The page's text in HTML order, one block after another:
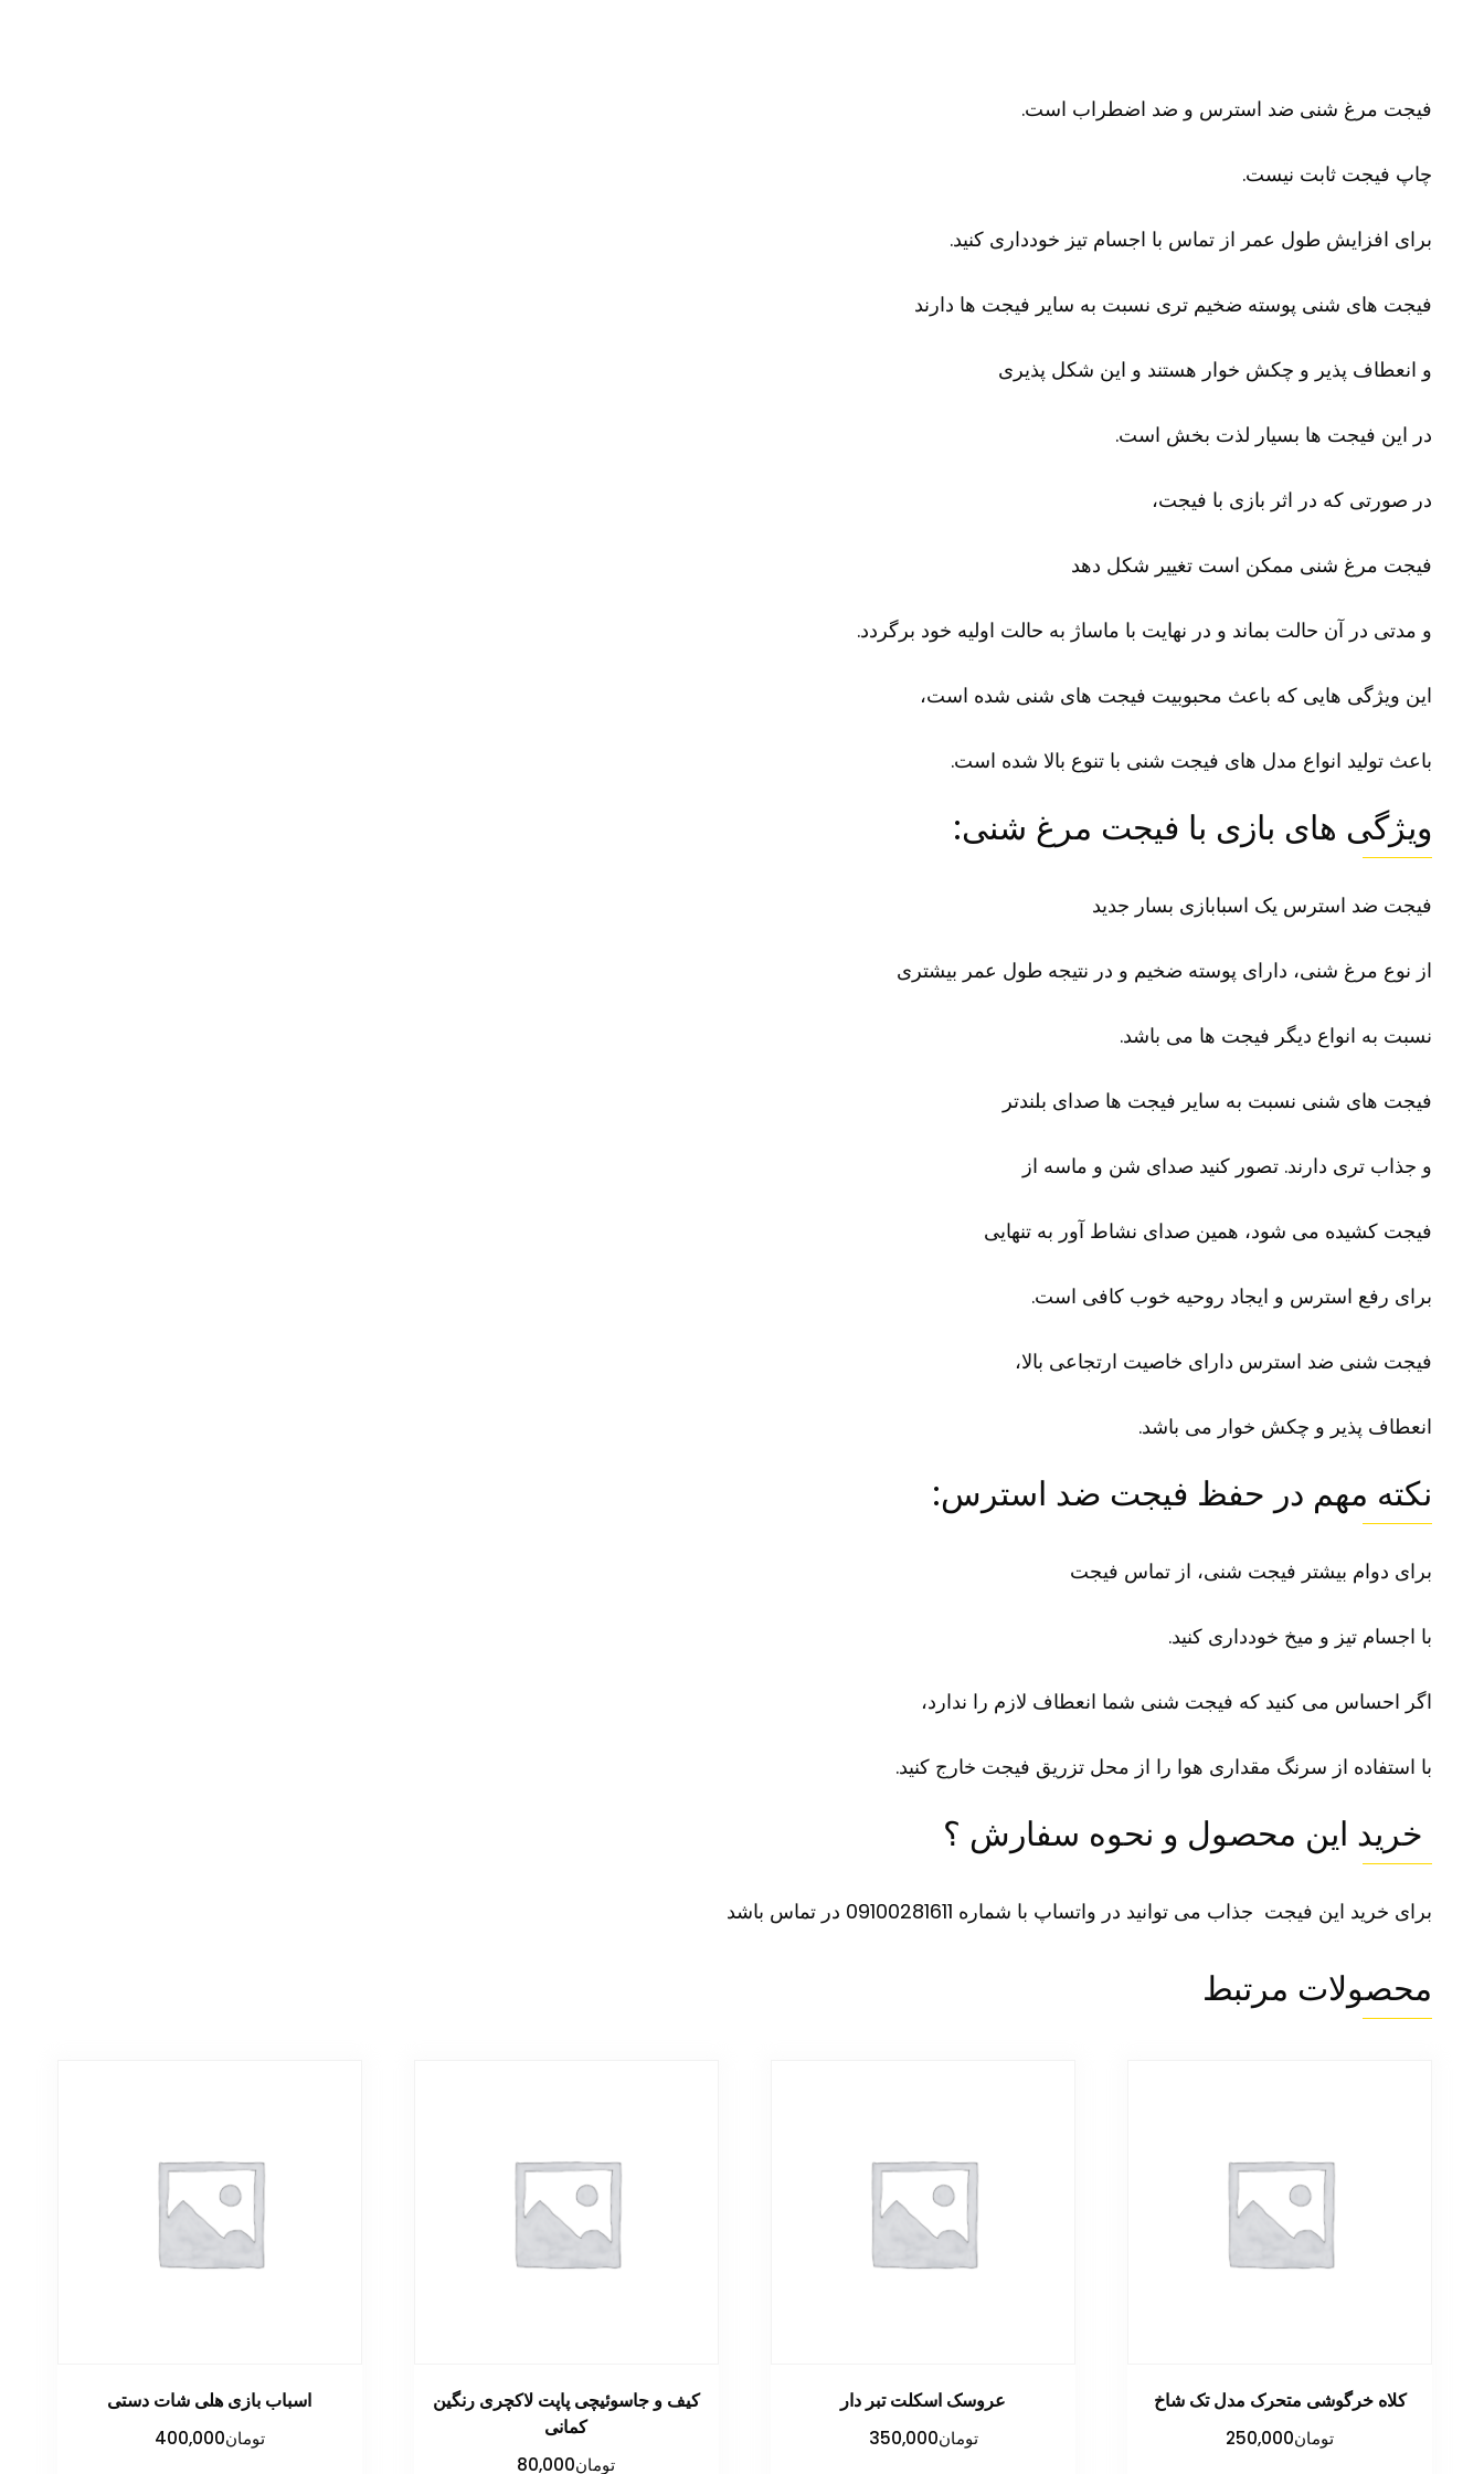
فیجت مرغ شنی ضد استرس و ضد اضطراب است.
چاپ فیجت ثابت نیست.
برای افزایش طول عمر از تماس با اجسام تیز خودداری کنید.
فیجت های شنی پوسته ضخیم تری نسبت به سایر فیجت ها دارند
و انعطاف پذیر و چکش خوار هستند و این شکل پذیری
در این فیجت ها بسیار لذت بخش است.
در صورتی که در اثر بازی با فیجت،
فیجت مرغ شنی ممکن است تغییر شکل دهد
و مدتی در آن حالت بماند و در نهایت با ماساژ به حالت اولیه خود برگردد.
این ویژگی هایی که باعث محبوبیت فیجت های شنی شده است،
باعث تولید انواع مدل های فیجت شنی با تنوع بالا شده است.
ویژگی های بازی با فیجت مرغ شنی:
فیجت ضد استرس یک اسبابازی بسار جدید
از نوع مرغ شنی، دارای پوسته ضخیم و در نتیجه طول عمر بیشتری
نسبت به انواع دیگر فیجت ها می باشد.
فیجت های شنی نسبت به سایر فیجت ها صدای بلندتر
و جذاب تری دارند. تصور کنید صدای شن و ماسه از
فیجت کشیده می شود، همین صدای نشاط آور به تنهایی
برای رفع استرس و ایجاد روحیه خوب کافی است.
فیجت شنی ضد استرس دارای خاصیت ارتجاعی بالا،
انعطاف پذیر و چکش خوار می باشد.
نکته مهم در حفظ فیجت ضد استرس:
برای دوام بیشتر فیجت شنی، از تماس فیجت
با اجسام تیز و میخ خودداری کنید.
اگر احساس می کنید که فیجت شنی شما انعطاف لازم را ندارد،
با استفاده از سرنگ مقداری هوا را از محل تزریق فیجت خارج کنید.
خرید این محصول و نحوه سفارش ؟
برای خرید این فیجت جذاب می توانید در واتساپ با شماره 09100281611 در تماس باشد
محصولات مرتبط
کلاه خرگوشی متحرک مدل تک شاخ
تومان250,000
عروسک اسکلت تبر دار
تومان350,000
کیف و جاسوئیچی پاپت لاکچری رنگین
کمانی
تومان80,000
اسباب بازی هلی شات دستی
تومان400,000